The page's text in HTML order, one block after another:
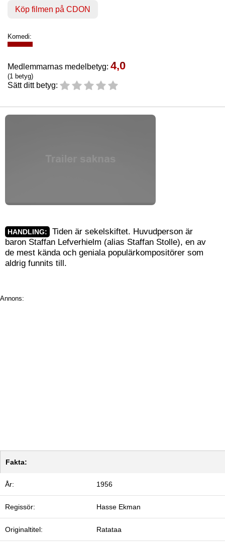
Köp filmen på CDON
Komedi:
Medlemmarnas medelbetyg: 4,0
(1 betyg)
Sätt ditt betyg:
HANDLING:
Tiden är sekelskiftet. Huvudperson är
baron Staffan Lefverhielm (alias Staffan Stolle), en av
de mest kända och geniala populärkompositörer som
aldrig funnits till.
Annons:
Fakta:
År: 1956
Regissör: Hasse Ekman
Originaltitel: Ratataa